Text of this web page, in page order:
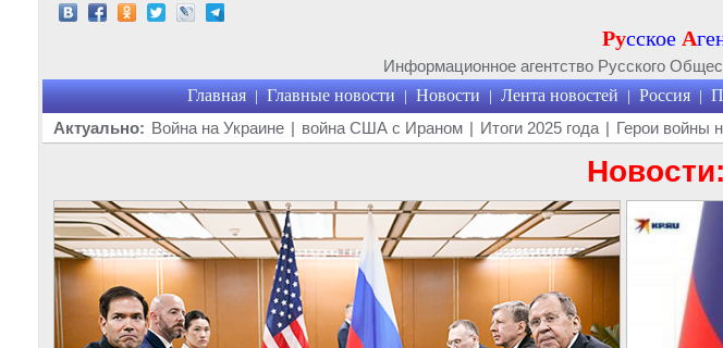
Русское А
Информационное агентство Русского
Главная | Главные новости | Новости | Лента новостей | Россия |
Актуально: Война на Украине | война США с Ираном | Итоги 2025 года | Герои войны
Новости: